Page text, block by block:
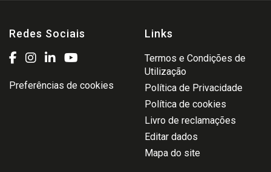
Redes Sociais
Preferências de cookies
Links
Termos e Condições de
Utilização
Política de Privacidade
Política de cookies
Livro de reclamações
Editar dados
Mapa do site